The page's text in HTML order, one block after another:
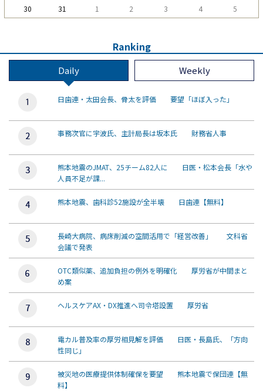
30
31 1 2 3 4 5
Ranking
Daily Weekly
日歯連・太田会長、骨太を評価 要望「ほぼ入った」
事務次官に宇波氏、主計局長は坂本氏 財務省人事
熊本地震のJMAT、25チーム82人に 日医・松本会長「水や
人員不足が課...
熊本地震、歯科診52施設が全半壊 日歯連【無料】
長崎大病院、病床削減の空間活用で「経営改善」 文科省
会議で発表
OTC類似薬、追加負担の例外を明確化 厚労省が中間まと
め案
ヘルスケアAX・DX推進へ司令塔設置 厚労省
電カル普及率の厚労相見解を評価 日医・長島氏、「方向
性同じ」
被災地の医療提供体制確保を要望 熊本地震で保団連【無
料】